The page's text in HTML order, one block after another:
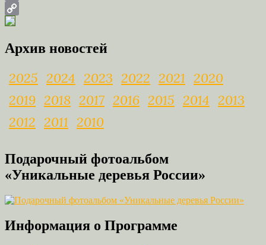
Email
Copy
Архив новостей
2025 2024 2023 2022 2021
2020
2019 2018 2017 2016 2015 2014 2013
2012 2011 2010
Подарочный фотоальбом
«Уникальные деревья России»
Информация о Программе